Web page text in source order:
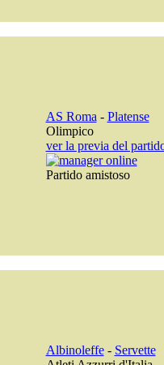
AS Roma - Platense
Olimpico
ver la previa del
Partido amistoso
Albinoleffe- Servette